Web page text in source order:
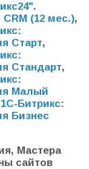
(12 мес.),
Старт,
Стандарт,
Малый
Битрикс:
Бизнес
Мастера
сайтов